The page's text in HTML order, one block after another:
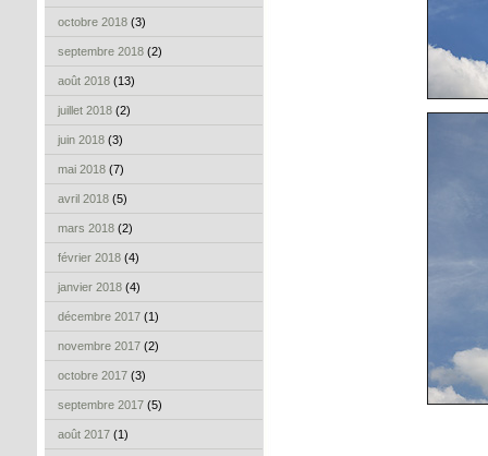
octobre 2018 (3)
septembre 2018 (2)
août 2018 (13)
juillet 2018 (2)
juin 2018 (3)
mai 2018 (7)
avril 2018 (5)
mars 2018 (2)
février 2018 (4)
janvier 2018 (4)
décembre 2017 (1)
novembre 2017 (2)
octobre 2017 (3)
septembre 2017 (5)
août 2017 (1)